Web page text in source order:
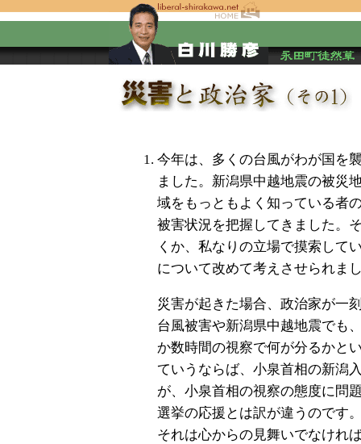
今年は、多くの台風がわが国を
ました。新潟県中越地震の被災
域をもっともよく知っている者
被害状況を把握してきました。
くか、私なりの立場で摸索して
について改めて考えさせられま
災害が起きた場合、政治家が一
台風被害や新潟県中越地震でも
か数時間の視察で何が分るかと
ていうならば、小泉首相の新潟
が、小泉首相の視察の態度に問
選挙の応援とは訳が違うのです
それは心からの見舞いでなけれ